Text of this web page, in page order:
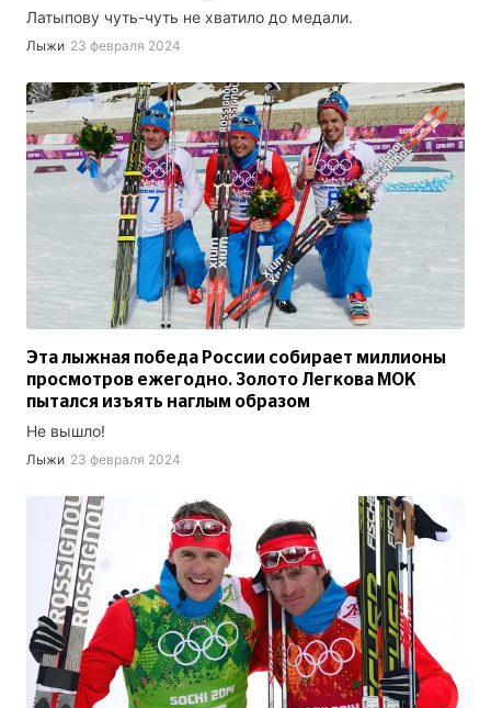
Латыпову чуть-чуть не хватило до медали.
Лыжи 23 февраля 2024
Эта лыжная победа России собирает миллионы
просмотров ежегодно. Золото Легкова МОК
пытался изъять наглым образом
Не вышло!
Лыжи 23 февраля 2024